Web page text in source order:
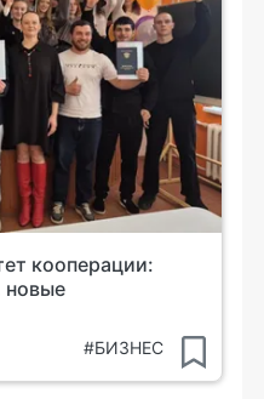
кооперации:
новые
#БИЗНЕС